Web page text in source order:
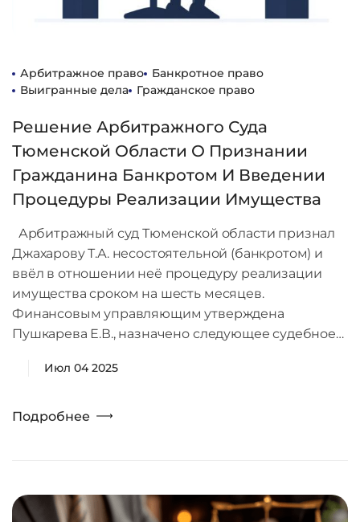
Арбитражное право
Банкротное право
Выигранные дела
Гражданское право
Решение Арбитражного Суда
Тюменской Области О Признании
Гражданина Банкротом И Введении
Процедуры Реализации Имущества
Арбитражный суд Тюменской области признал
Джахарову Т.А. несостоятельной (банкротом) и
ввёл в отношении неё процедуру реализации
имущества сроком на шесть месяцев.
Финансовым управляющим утверждена
Пушкарева Е.В., назначено следующее судебное…
Июл 04 2025
Подробнее